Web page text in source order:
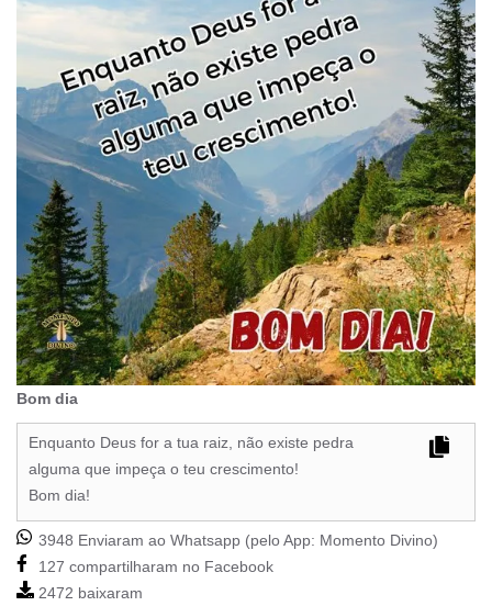
Bom dia
Enquanto Deus for a tua raiz, não existe pedra
alguma que impeça o teu crescimento!
Bom dia!
3948 Enviaram ao Whatsapp (pelo App: Momento Divino)
127 compartilharam no Facebook
2472 baixaram